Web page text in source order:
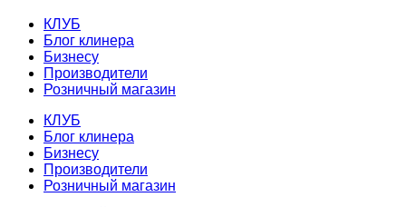
КЛУБ
Блог клинера
Бизнесу
Производители
Розничный магазин
КЛУБ
Блог клинера
Бизнесу
Производители
Розничный магазин